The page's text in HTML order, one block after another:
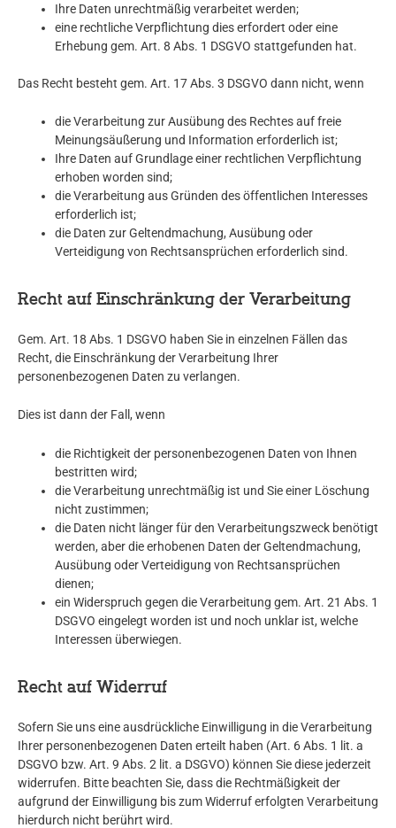
Ihre Daten unrechtmäßig verarbeitet werden;
eine rechtliche Verpflichtung dies erfordert oder eine
Erhebung gem. Art. 8 Abs. 1 DSGVO stattgefunden hat.
Das Recht besteht gem. Art. 17 Abs. 3 DSGVO dann nicht, wenn
die Verarbeitung zur Ausübung des Rechtes auf freie
Meinungsäußerung und Information erforderlich ist;
Ihre Daten auf Grundlage einer rechtlichen Verpflichtung
erhoben worden sind;
die Verarbeitung aus Gründen des öffentlichen Interesses
erforderlich ist;
die Daten zur Geltendmachung, Ausübung oder
Verteidigung von Rechtsansprüchen erforderlich sind.
Recht auf Einschränkung der Verarbeitung
Gem. Art. 18 Abs. 1 DSGVO haben Sie in einzelnen Fällen das
Recht, die Einschränkung der Verarbeitung Ihrer
personenbezogenen Daten zu verlangen.
Dies ist dann der Fall, wenn
die Richtigkeit der personenbezogenen Daten von Ihnen
bestritten wird;
die Verarbeitung unrechtmäßig ist und Sie einer Löschung
nicht zustimmen;
die Daten nicht länger für den Verarbeitungszweck benötigt
werden, aber die erhobenen Daten der Geltendmachung,
Ausübung oder Verteidigung von Rechtsansprüchen
dienen;
ein Widerspruch gegen die Verarbeitung gem. Art. 21 Abs. 1
DSGVO eingelegt worden ist und noch unklar ist, welche
Interessen überwiegen.
Recht auf Widerruf
Sofern Sie uns eine ausdrückliche Einwilligung in die Verarbeitung
Ihrer personenbezogenen Daten erteilt haben (Art. 6 Abs. 1 lit. a
DSGVO bzw. Art. 9 Abs. 2 lit. a DSGVO) können Sie diese jederzeit
widerrufen. Bitte beachten Sie, dass die Rechtmäßigkeit der
aufgrund der Einwilligung bis zum Widerruf erfolgten Verarbeitung
hierdurch nicht berührt wird.